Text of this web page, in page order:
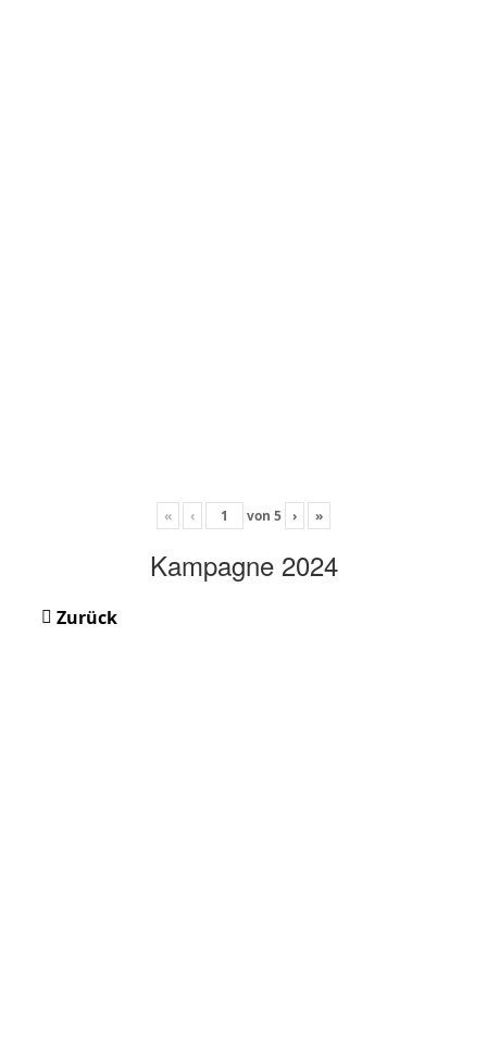
« ‹ von 5 › »
Kampagne 2024
Zurück